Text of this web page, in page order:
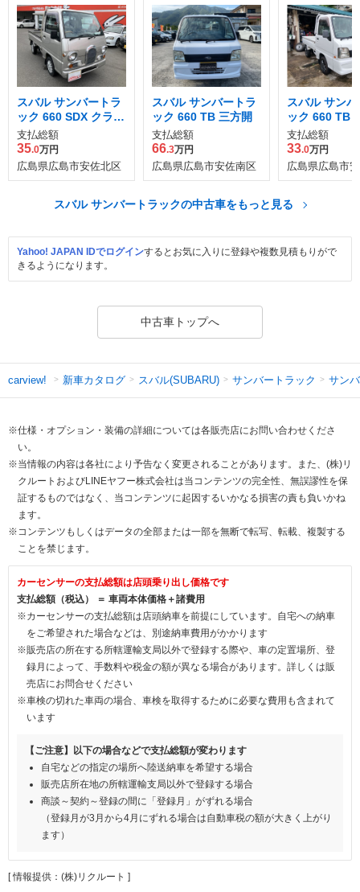
スバル サンバートラ
ック 660 SDX クラシ
ック 三方開 4WD
支払総額
35.0万円
広島県広島市安佐北区
スバル サンバートラ
ック 660 TB 三方開
支払総額
66.3万円
広島県広島市安佐南区
スバル サン
ック 660 TB
支払総額
33.0万円
広島県広島市
スバル サンバートラックの中古車をもっと見る
Yahoo! JAPAN IDでログインするとお気に入りに登録や複数見積もりがで
きるようになります。
中古車トップへ
carview! 新車カタログ スバル(SUBARU) サンバートラック サン
※仕様・オプション・装備の詳細については各販売店にお問い合わせくださ
い。
※当情報の内容は各社により予告なく変更されることがあります。また、(株)リ
クルートおよびLINEヤフー株式会社は当コンテンツの完全性、無誤謬性を保
証するものではなく、当コンテンツに起因するいかなる損害の責も負いかね
ます。
※コンテンツもしくはデータの全部または一部を無断で転写、転載、複製する
ことを禁じます。
カーセンサーの支払総額は店頭乗り出し価格です
支払総額（税込） ＝ 車両本体価格＋諸費用
※カーセンサーの支払総額は店頭納車を前提にしています。自宅への納車
をご希望された場合などは、別途納車費用がかかります
※販売店の所在する所轄運輸支局以外で登録する際や、車の定置場所、登
録月によって、手数料や税金の額が異なる場合があります。詳しくは販
売店にお問合せください
※車検の切れた車両の場合、車検を取得するために必要な費用も含まれて
います
【ご注意】以下の場合などで支払総額が変わります
自宅などの指定の場所へ陸送納車を希望する場合
販売店所在地の所轄運輸支局以外で登録する場合
商談～契約～登録の間に「登録月」がずれる場合
（登録月が3月から4月にずれる場合は自動車税の額が大きく上がり
ます）
[ 情報提供：(株)リクルート ]